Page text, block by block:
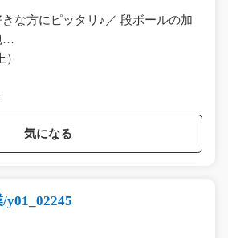
な方にピッタリ♪／ 段ボールの加
…
気になる
y01_02245